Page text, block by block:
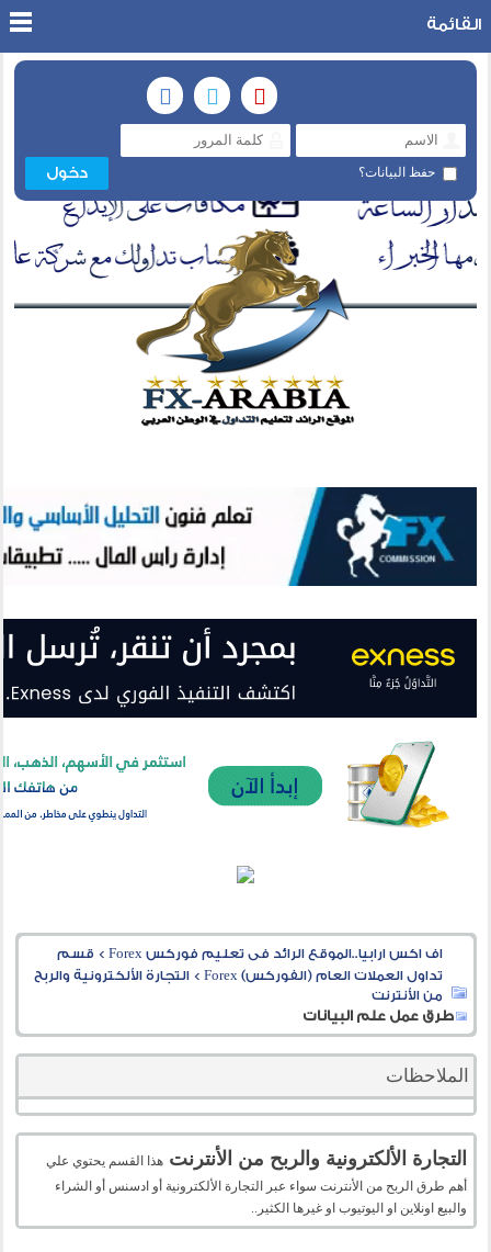
حفظ البيانات؟
القائمة
اف اكس ارابيا..الموقع الرائد فى تعليم فوركس Forex > قسم
تداول العملات العام (الفوركس) Forex
>التجارة الألكترونية والربح
من الأنترنت
طرق عمل علم البيانات
الملاحظات
التجارة الألكترونية والربح من الأنترنت هذا القسم يحتوي علي
أهم طرق الربح من الأنترنت سواء عبر التجارة الألكترونية أو ادسنس أو الشراء
والبيع اونلاين او اليوتيوب او غيرها الكثير..